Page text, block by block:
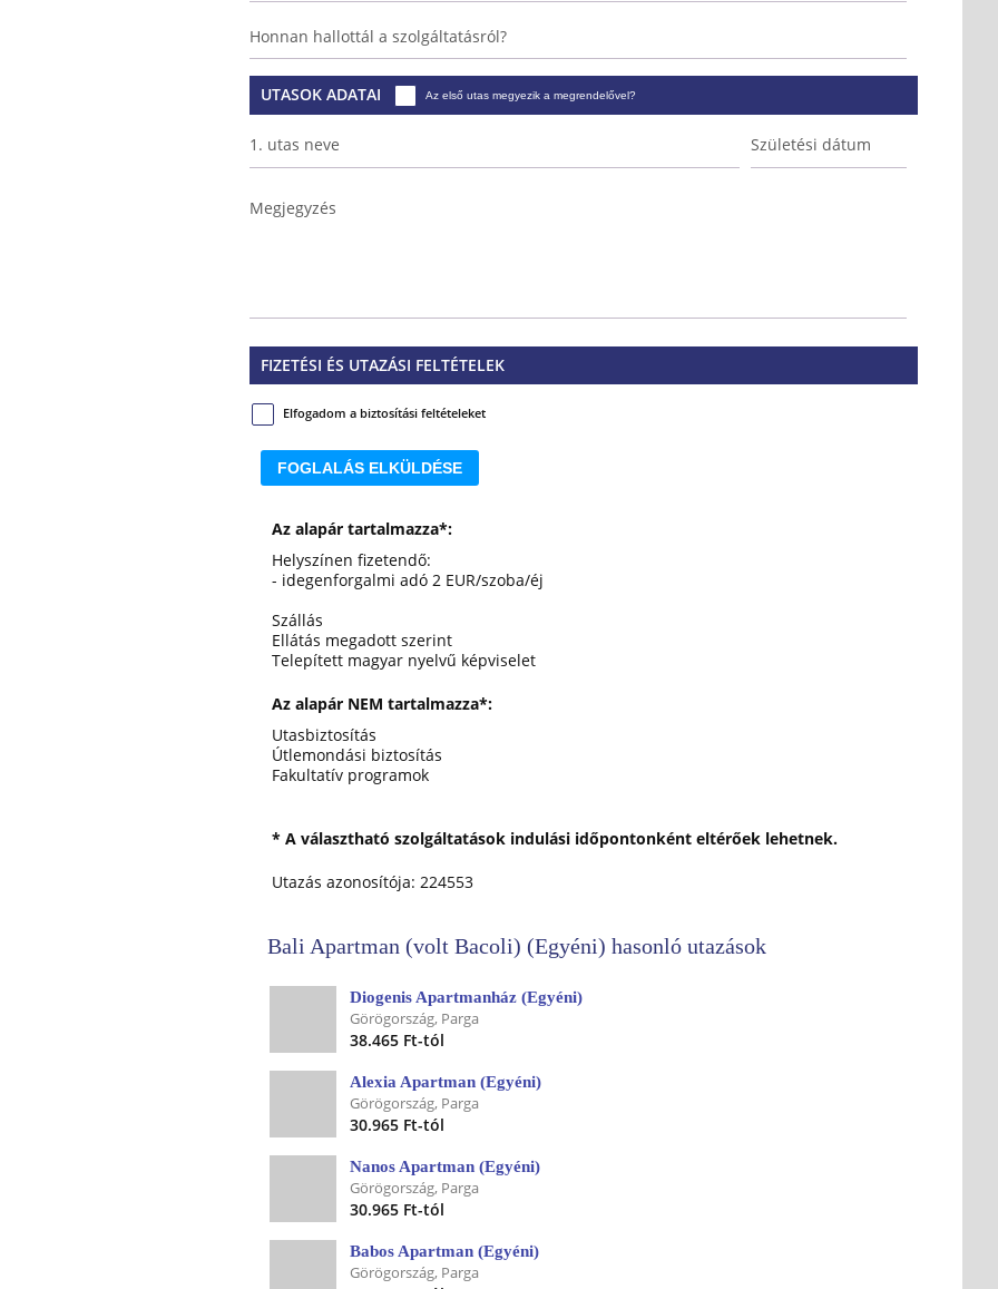
Honnan hallottál a szolgáltatásról?
UTASOK ADATAI Az első utas megyezik a megrendelővel?
1. utas neve Születési dátum
Megjegyzés
FIZETÉSI ÉS UTAZÁSI FELTÉTELEK
Elfogadom a biztosítási feltételeket
FOGLALÁS ELKÜLDÉSE
Az alapár tartalmazza*:
Helyszínen fizetendő:
- idegenforgalmi adó 2 EUR/szoba/éj
Szállás
Ellátás megadott szerint
Telepített magyar nyelvű képviselet
Az alapár NEM tartalmazza*:
Utasbiztosítás
Útlemondási biztosítás
Fakultatív programok
* A választható szolgáltatások indulási időpontonként eltérőek lehetnek.
Utazás azonosítója: 224553
Bali Apartman (volt Bacoli) (Egyéni) hasonló utazások
Diogenis Apartmanház (Egyéni)
Görögország, Parga
38.465 Ft-tól
Alexia Apartman (Egyéni)
Görögország, Parga
30.965 Ft-tól
Nanos Apartman (Egyéni)
Görögország, Parga
30.965 Ft-tól
Babos Apartman (Egyéni)
Görögország, Parga